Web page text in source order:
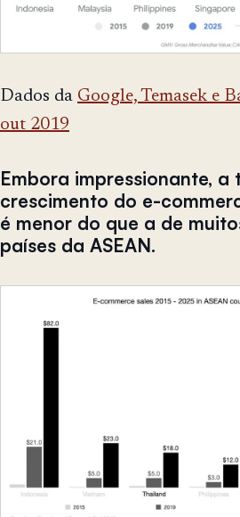
Dados da Google, Temasek e
out 2019
Embora impressionante, a
crescimento do e-
é menor do que a de
países da ASEAN.